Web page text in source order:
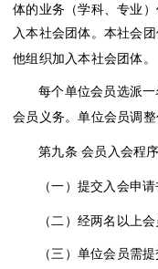
体的业务（学科、专业
入本社会团体。本社会
他组织加入本社会团体。
每个单位会员选派
会员义务。单位会员调
第九条 会员入会程序
（一）提交入会申请
（二）经两名以上会
（三）单位会员需